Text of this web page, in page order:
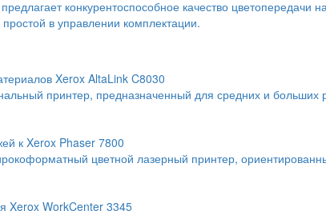
конкурентоспособное качество
в управлении комплектации.
Xerox AltaLink C8030
принтер, предназначенный для средних и больших
к Xerox Phaser 7800
цветной лазерный принтер,
Xerox WorkCenter 3345